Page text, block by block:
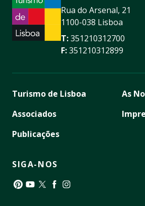
Rua do Arsenal, 21
1100-038 Lisboa
T:351210312700
F:351210312899
Turismo de Lisboa
Associados
Publicações
As
SIGA-NOS